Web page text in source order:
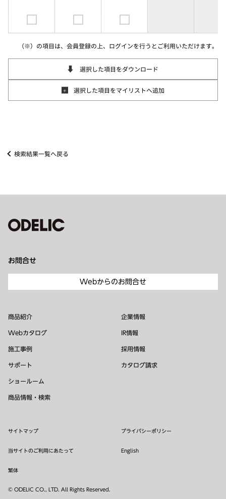
（※）の項目は、会員登録の上、ログインを行うとご利用いただけます。
選択した項目をダウンロード
選択した項目をマイリストへ追加
検索結果一覧へ戻る
お問合せ
Webからのお問合せ
商品紹介
Webカタログ
施工事例
サポート
ショールーム
商品情報・検索
企業情報
IR情報
採用情報
カタログ請求
サイトマップ プライバシーポリシー
当サイトのご利用にあたって English
繁体
© ODELIC CO., LTD. All Rights Reserved.